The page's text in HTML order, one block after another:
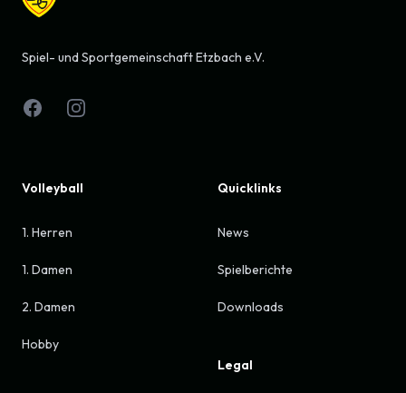
Spiel- und Sportgemeinschaft Etzbach e.V.
FacebookInstagram
Volleyball
1. Herren
1. Damen
2. Damen
Hobby
Quicklinks
News
Spielberichte
Downloads
Legal